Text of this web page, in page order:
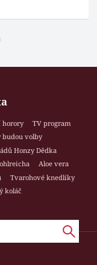
horory
TV program
budou volby
Honzy Dědka
Aloe vera
Tvarohové knedlíky
koláč